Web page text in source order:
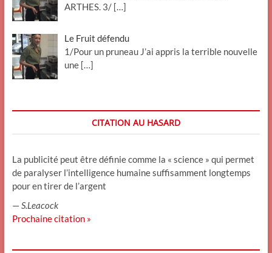
ARTHES. 3/ […]
Le Fruit défendu
1/Pour un pruneau J’ai appris la terrible nouvelle
une […]
CITATION AU HASARD
La publicité peut être définie comme la « science » qui permet
de paralyser l’intelligence humaine suffisamment longtemps
pour en tirer de l’argent
—S.Leacock
Prochaine citation »